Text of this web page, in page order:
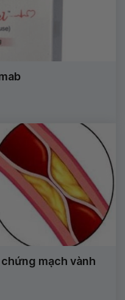
mạch vành